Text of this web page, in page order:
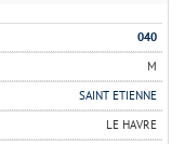
040
M
SAINT ETIENNE
LE HAVRE